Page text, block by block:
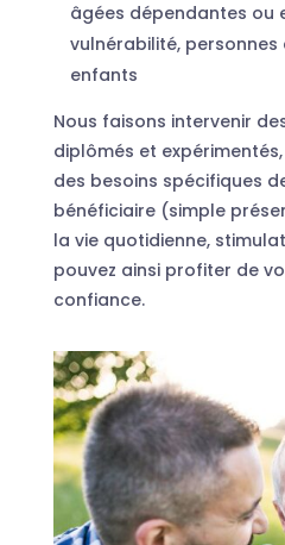
âgées dépendantes ou
vulnérabilité, personnes
enfants
Nous faisons intervenir
diplômés et
des besoins spécifiques
bénéficiaire (simple
la vie quotidienne,
pouvez ainsi profiter de
confiance.